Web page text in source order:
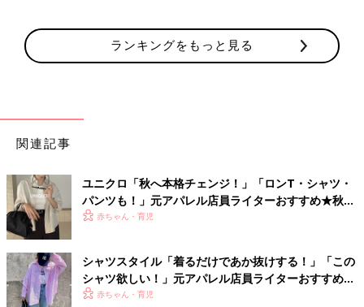
ランキングをもっと見る
関連記事
ユニクロ「秋へ本格チェンジ！」「ロンT・シャツ・
パンツも！」元アパレル店員ライターおすすめ★秋物
ミックスコーデ5選
赤ちゃん・育児
シャツスタイル「着るだけであか抜けする！」「この
シャツ欲しい！」元アパレル店員ライターおすすめ
★5選赤ちゃん・育児